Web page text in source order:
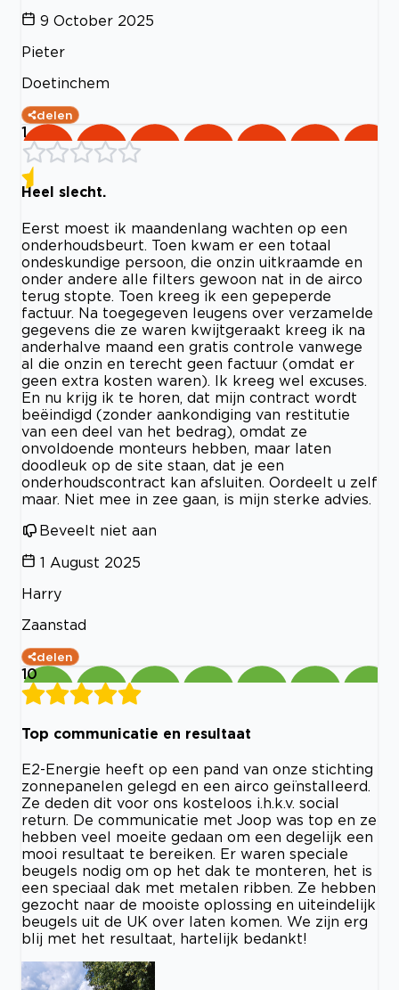
9 October 2025
Pieter
Doetinchem
delen
1
Heel slecht.
Eerst moest ik maandenlang wachten op een
onderhoudsbeurt. Toen kwam er een totaal
ondeskundige persoon, die onzin uitkraamde en
onder andere alle filters gewoon nat in de airco
terug stopte. Toen kreeg ik een gepeperde
factuur. Na toegegeven leugens over verzamelde
gegevens die ze waren kwijtgeraakt kreeg ik na
anderhalve maand een gratis controle vanwege
al die onzin en terecht geen factuur (omdat er
geen extra kosten waren). Ik kreeg wel excuses.
En nu krijg ik te horen, dat mijn contract wordt
beëindigd (zonder aankondiging van restitutie
van een deel van het bedrag), omdat ze
onvoldoende monteurs hebben, maar laten
doodleuk op de site staan, dat je een
onderhoudscontract kan afsluiten. Oordeelt u zelf
maar. Niet mee in zee gaan, is mijn sterke advies.
Beveelt niet aan
1 August 2025
Harry
Zaanstad
delen
10
Top communicatie en resultaat
E2-Energie heeft op een pand van onze stichting
zonnepanelen gelegd en een airco geïnstalleerd.
Ze deden dit voor ons kosteloos i.h.k.v. social
return. De communicatie met Joop was top en ze
hebben veel moeite gedaan om een degelijk een
mooi resultaat te bereiken. Er waren speciale
beugels nodig om op het dak te monteren, het is
een speciaal dak met metalen ribben. Ze hebben
gezocht naar de mooiste oplossing en uiteindelijk
beugels uit de UK over laten komen. We zijn erg
blij met het resultaat, hartelijk bedankt!